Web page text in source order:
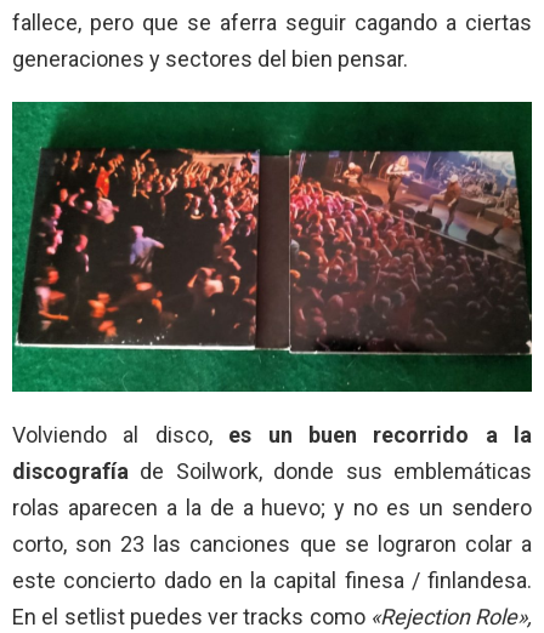
fallece, pero que se aferra seguir cagando a ciertas
generaciones y sectores del bien pensar.
Volviendo al disco, es un buen recorrido a la
discografía de Soilwork, donde sus emblemáticas
rolas aparecen a la de a huevo; y no es un sendero
corto, son 23 las canciones que se lograron colar a
este concierto dado en la capital finesa / finlandesa.
En el setlist puedes ver tracks como «Rejection Role»,